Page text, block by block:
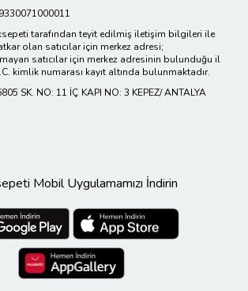
tarafından teyit edilmiş iletişim bilgileri ile
olan satıcılar için merkez adresi;
satıcılar için merkez adresinin bulunduğu il
kimlik numarası kayıt altında bulunmaktadır.
SK. NO: 11 İÇ KAPI NO: 3 KEPEZ/ ANTALYA
Mobil Uygulamamızı İndirin